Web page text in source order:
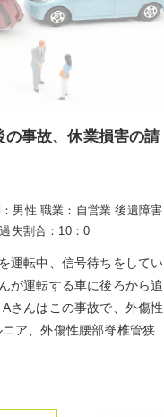
の事故、休業損害の請
男性 職業：自営業 後遺障害
過失割合：10：0
運転中、信号待ちをしてい
が運転する車に後ろから追
さんはこの事故で、外傷性
ア、外傷性腰部脊椎管狭